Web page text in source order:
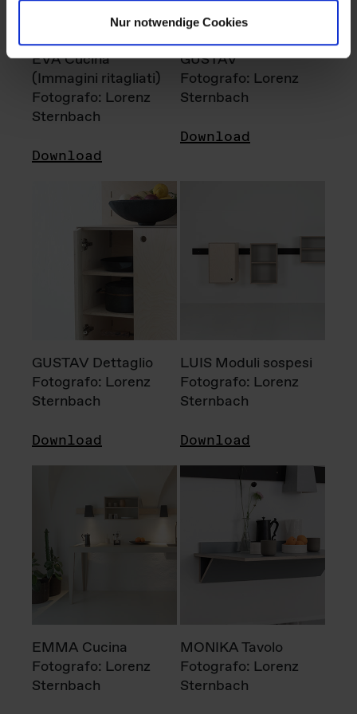
Nur notwendige Cookies
EVA Cucina
(Immagini ritagliati)
Fotografo: Lorenz
Sternbach
Download
GUSTAV
Fotografo: Lorenz
Sternbach
Download
GUSTAV Dettaglio
Fotografo: Lorenz
Sternbach
Download
LUIS Moduli sospesi
Fotografo: Lorenz
Sternbach
Download
EMMA Cucina
Fotografo: Lorenz
Sternbach
MONIKA Tavolo
Fotografo: Lorenz
Sternbach